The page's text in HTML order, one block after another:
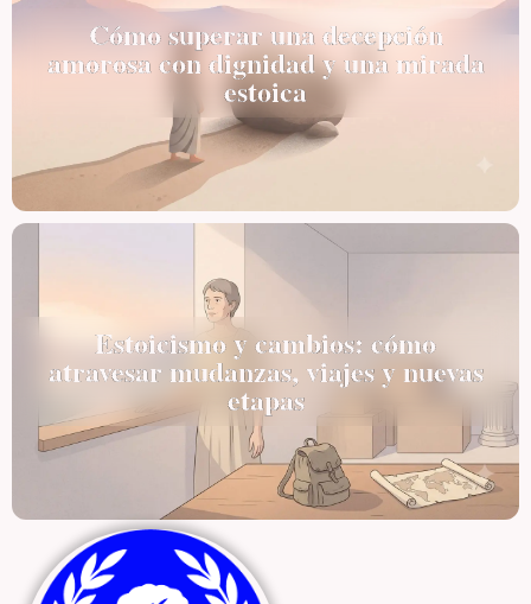
Cómo superar una decepción
amorosa con dignidad y una mirada
estoica
Estoicismo y cambios: cómo
atravesar mudanzas, viajes y nuevas
etapas